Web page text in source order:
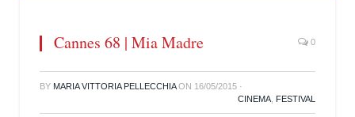
Cannes 68 | Mia Madre 0
BY MARIA VITTORIA PELLECCHIAON 16/05/2015 ·
CINEMA FESTIVAL